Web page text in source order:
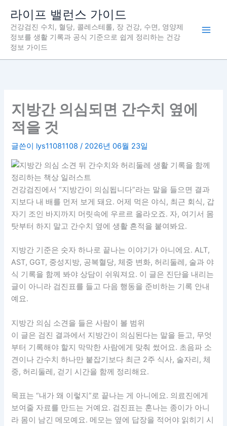
라이프 밸런스 가이드
건강검진 수치, 혈당, 콜레스테롤, 장 건강, 수면, 영양제
정보를 생활 기록과 공식 기준으로 쉽게 정리하는 건강
정보 가이드
지방간 의심되면 간수치 옆에
적을 것
글쓴이 lys11081108/ 2026년 06월 23일
건강검진에서 “지방간이 의심됩니다”라는 말을 들으면 결과
지보다 내 배를 먼저 보게 돼요. 어제 먹은 야식, 최근 회식, 갑
자기 조인 바지까지 머릿속에 우르르 올라오죠. 자, 여기서 몸
탓부터 하지 말고 간수치 옆에 생활 흔적을 붙여봐요.
지방간 기준은 숫자 하나로 끝나는 이야기가 아니에요. ALT,
AST, GGT, 중성지방, 공복혈당, 체중 변화, 허리둘레, 술과 야
식 기록을 함께 봐야 상담이 쉬워져요. 이 글은 진단을 내리는
글이 아니라 검진표를 들고 다음 행동을 준비하는 기록 안내
예요.
지방간 의심 소견을 들은 사람이 볼 범위
이 글은 검진 결과에서 지방간이 의심된다는 말을 듣고, 무엇
부터 기록해야 할지 막막한 사람에게 맞춰 썼어요. 초음파 소
견이나 간수치 하나만 붙잡기보다 최근 2주 식사, 술자리, 체
중, 허리둘레, 걷기 시간을 함께 정리해요.
목표는 “내가 왜 이렇지”로 끝나는 게 아니에요. 의료진에게
보여줄 자료를 만드는 거예요. 검진표는 혼나는 종이가 아니
라 몸이 남긴 메모예요. 메모는 옆에 답장을 적어야 읽히기 시